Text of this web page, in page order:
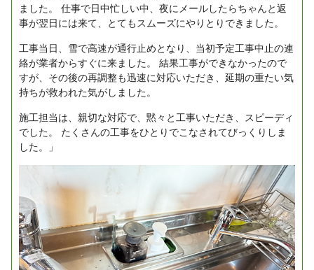
ました。
仕事で日中忙しい中、夜にメールしたらちゃんと返
事が翌日には来て、とてもスムーズにやりとりできました。
工事当日、雪で高速が通行止めとなり、当初予定工事中止の連
絡が業者からすぐに来ました。
結果工事ができなかったので
すが、その後の再調整も迅速に対応いただき、延期の重たい気
持ちが救われた気がしました。
施工担当は、親切な対応で、黙々と工事いただき、スピーディ
でした。
たくさんの工事をひとりでこなされてびっくりしま
した。」